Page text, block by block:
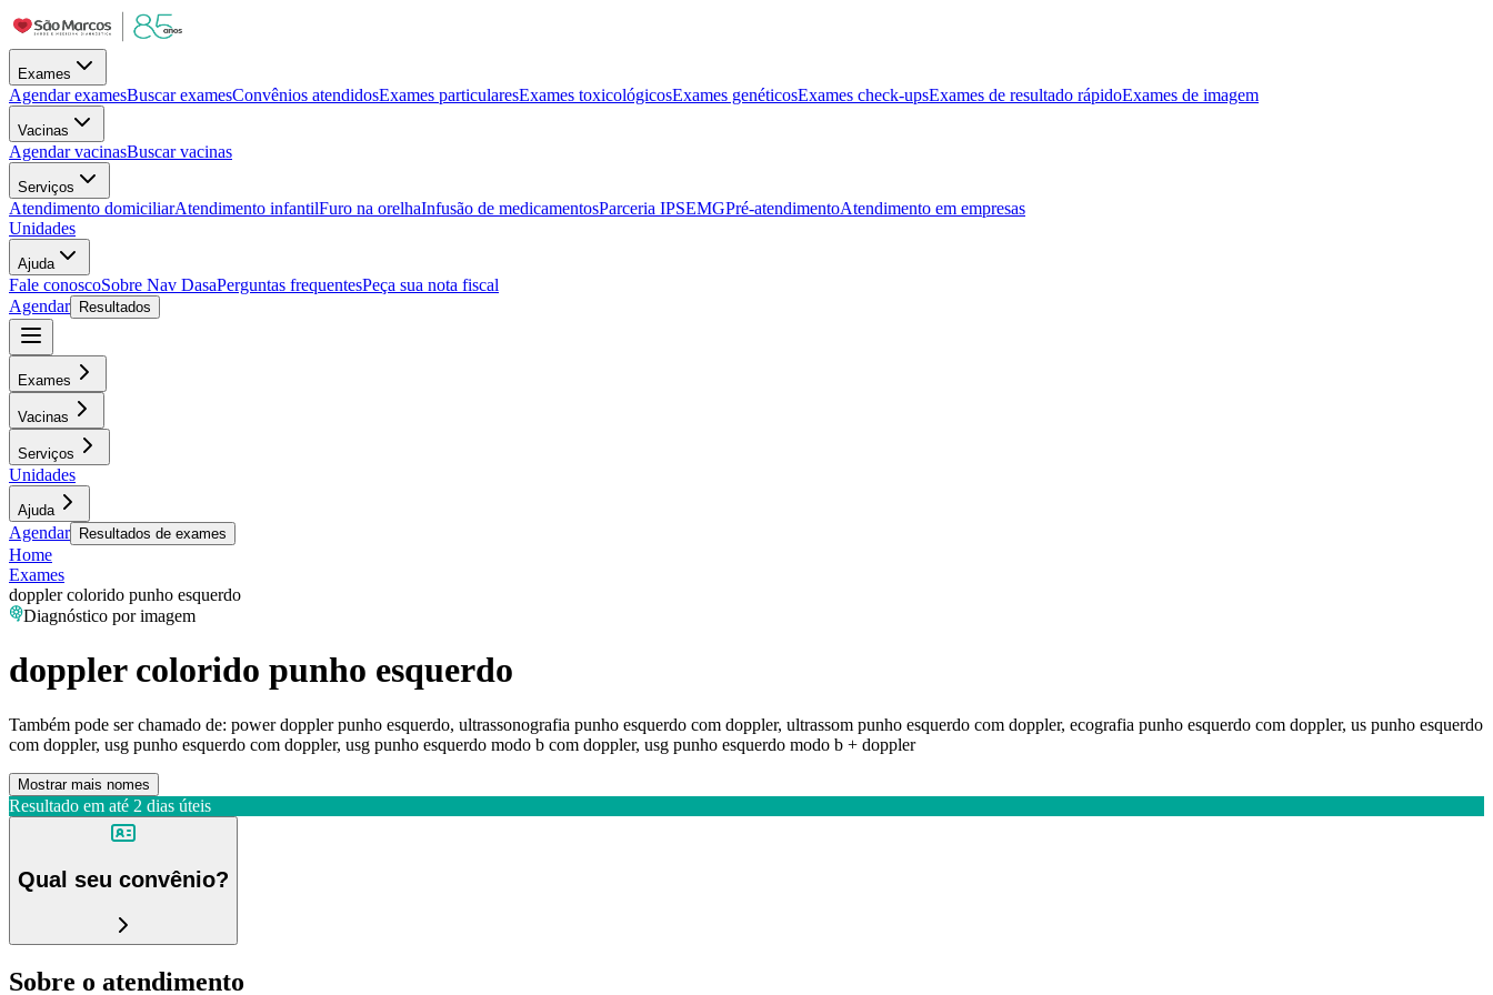
Exames
Agendar examesBuscar examesConvênios atendidosExames particularesExames toxicológicosExames genéticosExames check-upsExames de resultado rápidoExames de imagem
Vacinas
Agendar vacinasBuscar vacinas
Serviços
Atendimento domiciliarAtendimento infantilFuro na orelhaInfusão de medicamentosParceria IPSEMGPré-atendimentoAtendimento em empresas
Unidades
Ajuda
Fale conoscoSobre Nav DasaPerguntas frequentesPeça sua nota fiscal
Agendar
Resultados
Exames
Vacinas
Serviços
Unidades
Ajuda
Agendar Resultados de exames
Home
Exames
doppler colorido punho esquerdo
Diagnóstico por imagem
doppler colorido punho esquerdo
Também pode ser chamado de: power doppler punho esquerdo, ultrassonografia punho esquerdo com doppler, ultrassom punho esquerdo com doppler, ecografia punho esquerdo com doppler, us punho esquerdo
com doppler, usg punho esquerdo com doppler, usg punho esquerdo modo b com doppler, usg punho esquerdo modo b + doppler
Mostrar mais nomes
Resultado em até 2 dias úteis
Qual seu convênio?
Sobre o atendimento